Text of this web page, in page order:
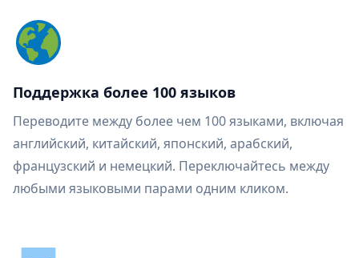
Поддержка более 100 языков
Переводите между более чем 100 языками, включая
английский, китайский, японский, арабский,
французский и немецкий. Переключайтесь между
любыми языковыми парами одним кликом.